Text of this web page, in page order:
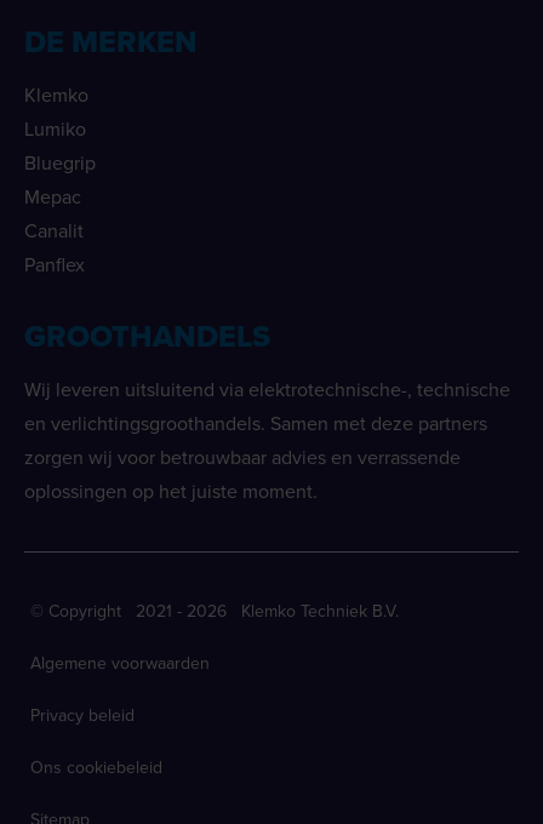
DE MERKEN
Klemko
Lumiko
Bluegrip
Mepac
Canalit
Panflex
GROOTHANDELS
Wij leveren uitsluitend via elektrotechnische-, technische
en verlichtingsgroothandels. Samen met deze partners
zorgen wij voor betrouwbaar advies en verrassende
oplossingen op het juiste moment.
© Copyright 2021 - 2026 Klemko Techniek B.V.
Algemene voorwaarden
Privacy beleid
Ons cookiebeleid